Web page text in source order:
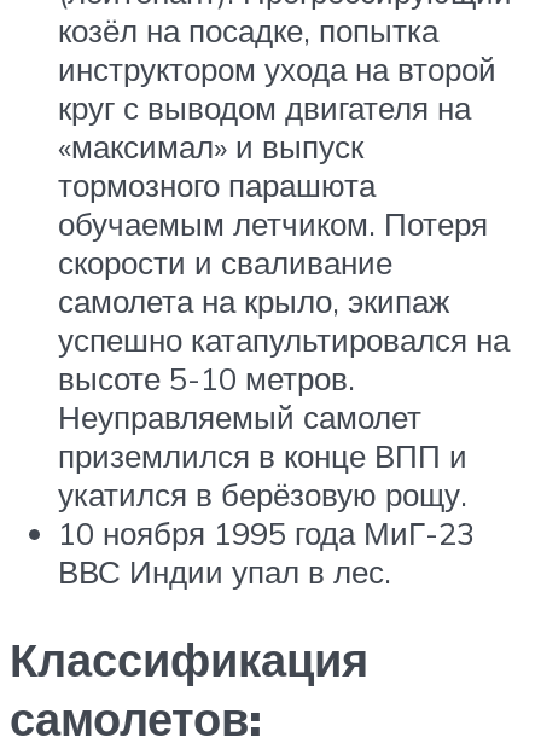
козёл на посадке, попытка
инструктором ухода на второй
круг с выводом двигателя на
«максимал» и выпуск
тормозного парашюта
обучаемым летчиком. Потеря
скорости и сваливание
самолета на крыло, экипаж
успешно катапультировался на
высоте 5-10 метров.
Неуправляемый самолет
приземлился в конце ВПП и
укатился в берёзовую рощу.
10 ноября 1995 года МиГ-23
ВВС Индии упал в лес.
Классификация
самолетов: